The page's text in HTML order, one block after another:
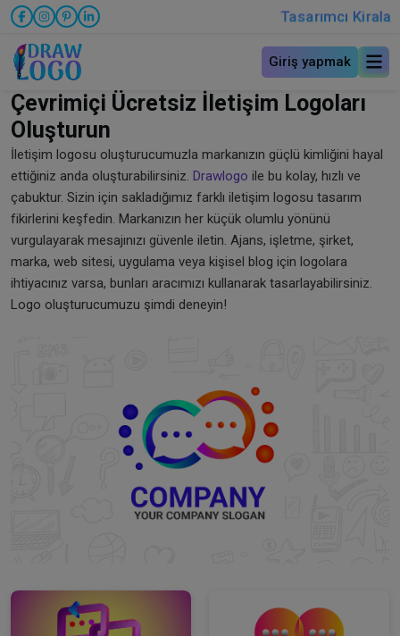
Tasarımcı Kirala
Giriş yapmak
Çevrimiçi Ücretsiz İletişim Logoları
Oluşturun
İletişim logosu oluşturucumuzla markanızın güçlü kimliğini hayal
ettiğiniz anda oluşturabilirsiniz. Drawlogo ile bu kolay, hızlı ve
çabuktur. Sizin için sakladığımız farklı iletişim logosu tasarım
fikirlerini keşfedin. Markanızın her küçük olumlu yönünü
vurgulayarak mesajınızı güvenle iletin. Ajans, işletme, şirket,
marka, web sitesi, uygulama veya kişisel blog için logolara
ihtiyacınız varsa, bunları aracımızı kullanarak tasarlayabilirsiniz.
Logo oluşturucumuzu şimdi deneyin!